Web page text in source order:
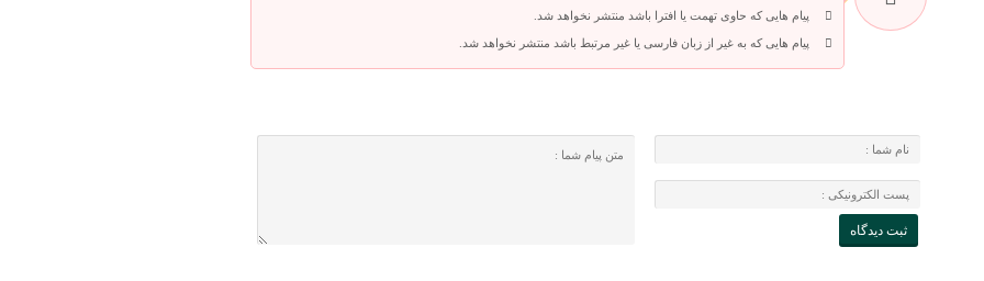
پیام هایی که حاوی تهمت یا افترا باشد منتشر نخواهد شد.
پیام هایی که به غیر از زبان فارسی یا غیر مرتبط باشد منتشر نخواهد شد.